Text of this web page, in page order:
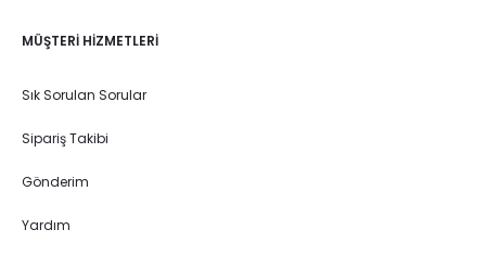
MÜŞTERI HIZMETLERI
Sık Sorulan Sorular
Sipariş Takibi
Gönderim
Yardım